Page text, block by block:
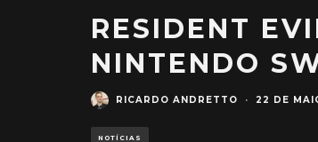
RESIDENT
NINTENDO
RICARDO ANDRETTO · 22 DE
NOTÍCIAS